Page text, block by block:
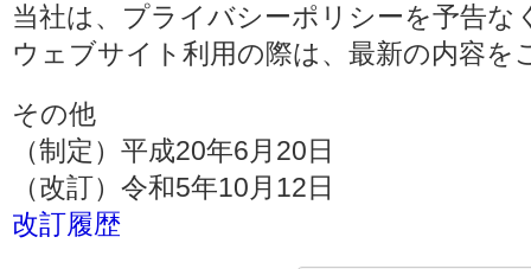
当社は、プライバシーポリシーを予告
ウェブサイト利用の際は、最新の内容を
その他
（制定）平成20年6月20日
（改訂）令和5年10月12日
改訂履歴